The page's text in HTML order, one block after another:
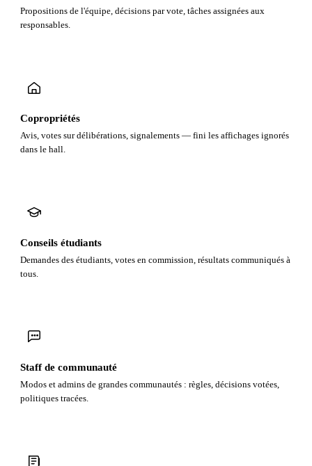
Propositions de l'équipe, décisions par vote, tâches assignées aux
responsables.
Copropriétés
Avis, votes sur délibérations, signalements — fini les affichages ignorés
dans le hall.
Conseils étudiants
Demandes des étudiants, votes en commission, résultats communiqués à
tous.
Staff de communauté
Modos et admins de grandes communautés : règles, décisions votées,
politiques tracées.